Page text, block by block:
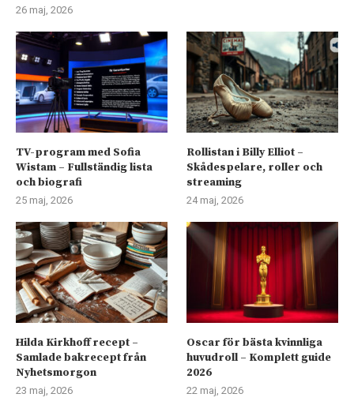
26 maj, 2026
TV-program med Sofia
Wistam – Fullständig lista
och biografi
25 maj, 2026
Rollistan i Billy Elliot –
Skådespelare, roller och
streaming
24 maj, 2026
Hilda Kirkhoff recept –
Samlade bakrecept från
Nyhetsmorgon
23 maj, 2026
Oscar för bästa kvinnliga
huvudroll – Komplett guide
2026
22 maj, 2026